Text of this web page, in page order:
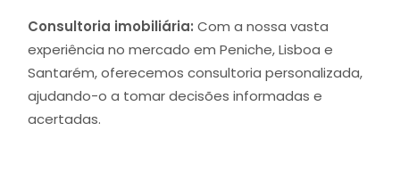
Consultoria imobiliária: Com a nossa vasta
experiência no mercado em Peniche, Lisboa e
Santarém, oferecemos consultoria personalizada,
ajudando-o a tomar decisões informadas e
acertadas.